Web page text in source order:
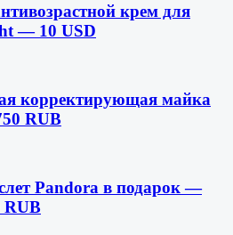
крем для
— 10 USD
корректирующая майка
RUB
Pandora в подарок —